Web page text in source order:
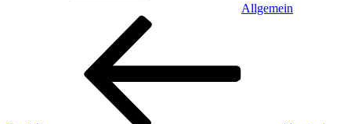
Allgemein
Beitragsnavigation